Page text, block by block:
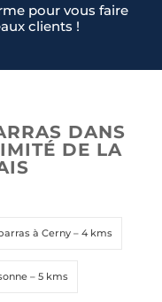
pour vous faire
clients !
DANS
DE LA
à Cerny– 4 kms
– 5 kms